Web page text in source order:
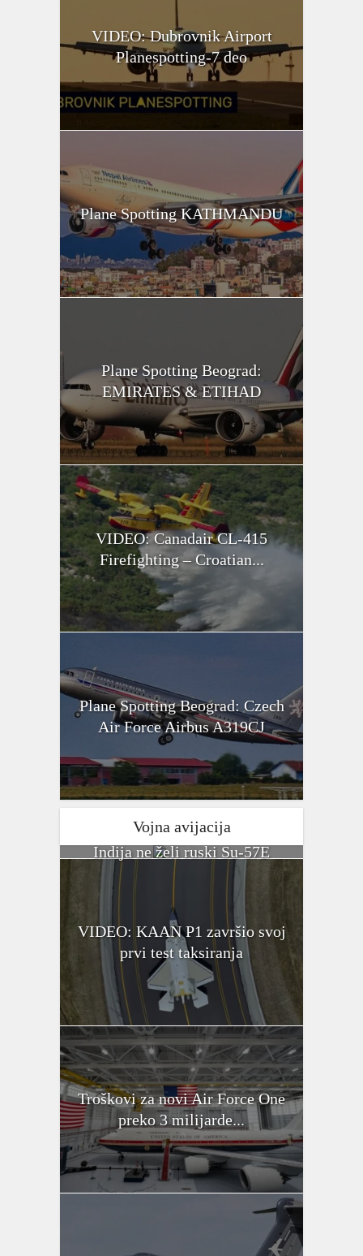
VIDEO: Dubrovnik Airport
Planespotting-7 deo
Plane Spotting KATHMANDU
Plane Spotting Beograd:
EMIRATES & ETIHAD
VIDEO: Canadair CL-415
Firefighting – Croatian...
Plane Spotting Beograd: Czech
Air Force Airbus A319CJ
Vojna avijacija
Indija ne želi ruski Su-57E
VIDEO: KAAN P1 završio svoj
prvi test taksiranja
Troškovi za novi Air Force One
preko 3 milijarde...